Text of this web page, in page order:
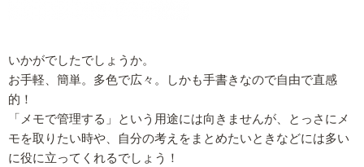
いかがでしたでしょうか。
お手軽、簡単。多色で広々。しかも手書きなので自由で直感
的！
「メモで管理する」という用途には向きませんが、とっさにメ
モを取りたい時や、自分の考えをまとめたいときなどには多い
に役に立ってくれるでしょう！